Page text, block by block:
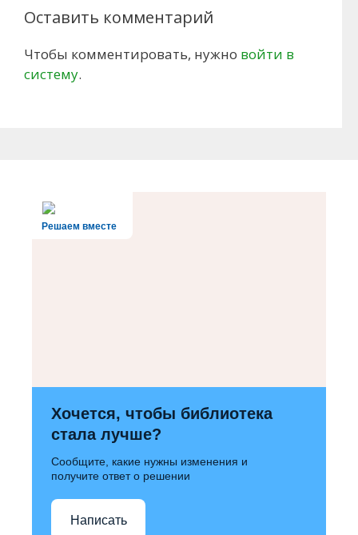
Оставить комментарий
Чтобы комментировать, нужно войти в
систему.
Решаем вместе
Хочется, чтобы библиотека
стала лучше?
Сообщите, какие нужны изменения и
получите ответ о решении
Написать